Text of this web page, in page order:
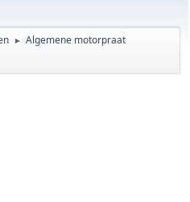
► Algemene motorpraat